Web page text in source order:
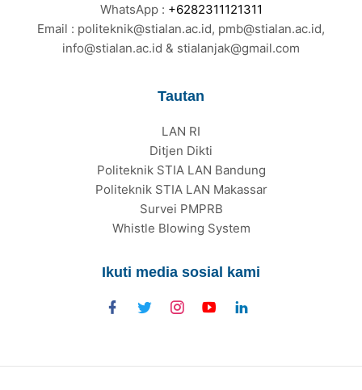
WhatsApp : +6282311121311
Email : politeknik@stialan.ac.id, pmb@stialan.ac.id,
info@stialan.ac.id & stialanjak@gmail.com
Tautan
LAN RI
Ditjen Dikti
Politeknik STIA LAN Bandung
Politeknik STIA LAN Makassar
Survei PMPRB
Whistle Blowing System
Ikuti media sosial kami